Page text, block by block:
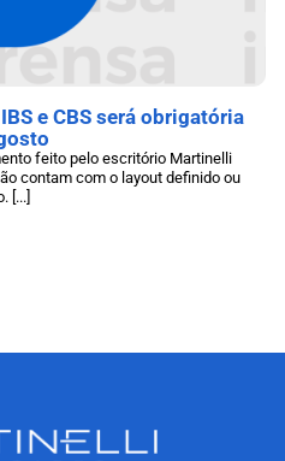
e CBS será obrigatória
feito pelo escritório Martinelli
contam com o layout definido ou
[...]